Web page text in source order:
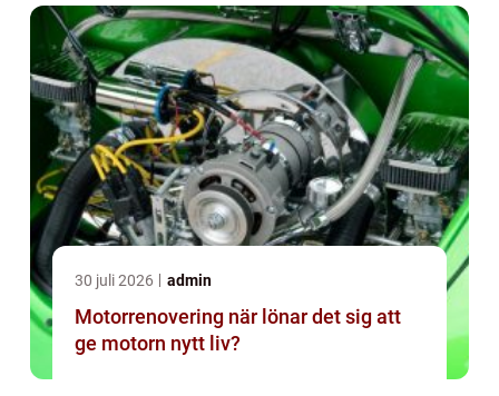
30 juli 2026 admin
Motorrenovering när lönar det sig att
ge motorn nytt liv?